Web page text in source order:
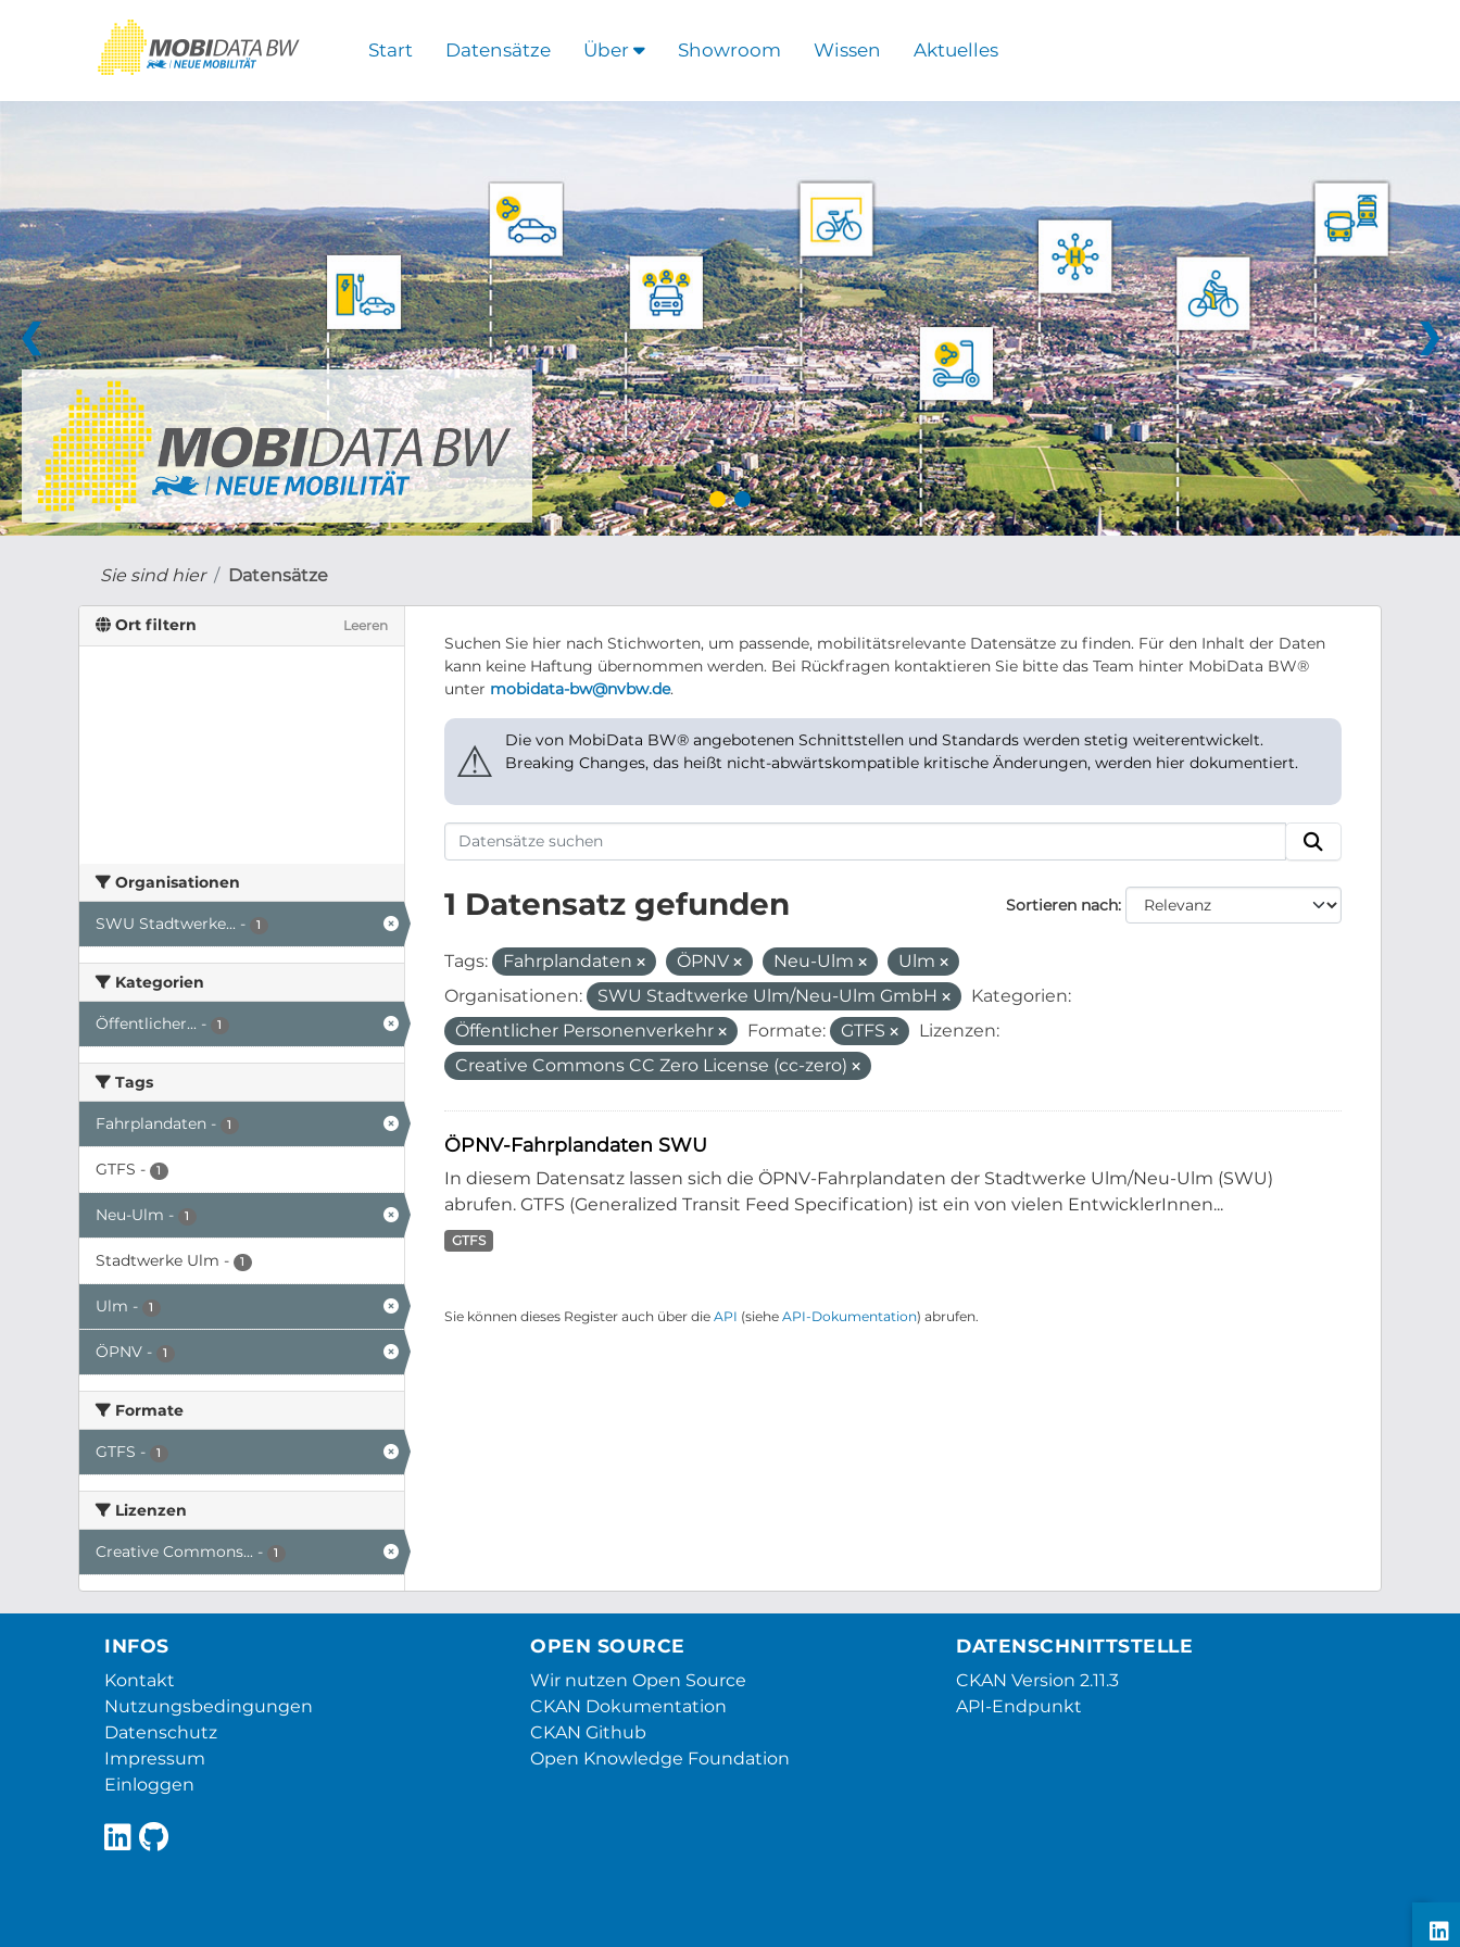
Start Datensätze Über Showroom Wissen Aktuelles
❮ ❯
Sie sind hier Datensätze
Ort filtern Leeren
Organisationen
SWU Stadtwerke... - 1
Kategorien
Öffentlicher... - 1
Tags
Fahrplandaten - 1
GTFS - 1
Neu-Ulm - 1
Stadtwerke Ulm - 1
Ulm - 1
ÖPNV - 1
Formate
GTFS - 1
Lizenzen
Creative Commons... - 1
Suchen Sie hier nach Stichworten, um passende, mobilitätsrelevante Datensätze zu finden. Für den Inhalt der Daten
kann keine Haftung übernommen werden. Bei Rückfragen kontaktieren Sie bitte das Team hinter MobiData BW®
unter mobidata-bw@nvbw.de.
⚠
Die von MobiData BW® angebotenen Schnittstellen und Standards werden stetig weiterentwickelt.
Breaking Changes, das heißt nicht-abwärtskompatible kritische Änderungen, werden hier dokumentiert.
Sortieren nach
1 Datensatz gefunden
Tags: Fahrplandaten ÖPNV Neu-Ulm
Ulm
Organisationen:
SWU Stadtwerke Ulm/Neu-Ulm GmbH
Kategorien:
Öffentlicher Personenverkehr
Formate: GTFS
Lizenzen:
Creative Commons CC Zero License (cc-zero)
ÖPNV-Fahrplandaten SWU
In diesem Datensatz lassen sich die ÖPNV-Fahrplandaten der Stadtwerke Ulm/Neu-Ulm (SWU)
abrufen. GTFS (Generalized Transit Feed Specification) ist ein von vielen EntwicklerInnen...
GTFS
Sie können dieses Register auch über die API (siehe API-Dokumentation) abrufen.
INFOS
Kontakt
Nutzungsbedingungen
Datenschutz
Impressum
Einloggen
OPEN SOURCE
Wir nutzen Open Source
CKAN Dokumentation
CKAN Github
Open Knowledge Foundation
DATENSCHNITTSTELLE
CKAN Version 2.11.3
API-Endpunkt